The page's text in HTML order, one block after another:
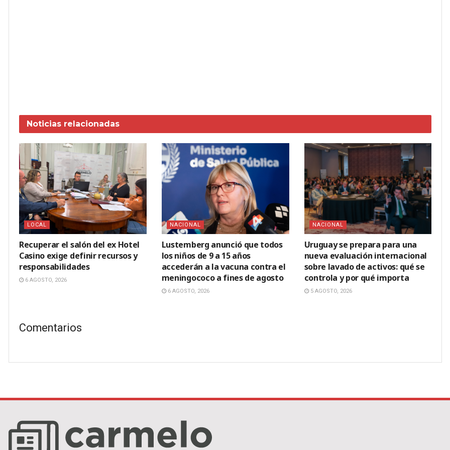
Noticias relacionadas
LOCAL
Recuperar el salón del ex Hotel
Casino exige definir recursos y
responsabilidades
6 AGOSTO, 2026
NACIONAL
Lustemberg anunció que todos
los niños de 9 a 15 años
accederán a la vacuna contra el
meningococo a fines de agosto
6 AGOSTO, 2026
NACIONAL
Uruguay se prepara para una
nueva evaluación internacional
sobre lavado de activos: qué se
controla y por qué importa
5 AGOSTO, 2026
Comentarios